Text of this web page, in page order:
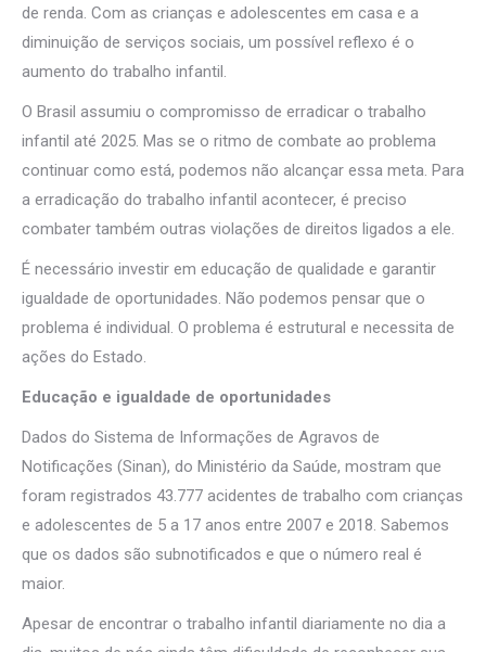
de renda. Com as crianças e adolescentes em casa e a
diminuição de serviços sociais, um possível reflexo é o
aumento do trabalho infantil.
O Brasil assumiu o compromisso de erradicar o trabalho
infantil até 2025. Mas se o ritmo de combate ao problema
continuar como está, podemos não alcançar essa meta. Para
a erradicação do trabalho infantil acontecer, é preciso
combater também outras violações de direitos ligados a ele.
É necessário investir em educação de qualidade e garantir
igualdade de oportunidades. Não podemos pensar que o
problema é individual. O problema é estrutural e necessita de
ações do Estado.
Educação e igualdade de oportunidades
Dados do Sistema de Informações de Agravos de
Notificações (Sinan), do Ministério da Saúde, mostram que
foram registrados 43.777 acidentes de trabalho com crianças
e adolescentes de 5 a 17 anos entre 2007 e 2018. Sabemos
que os dados são subnotificados e que o número real é
maior.
Apesar de encontrar o trabalho infantil diariamente no dia a